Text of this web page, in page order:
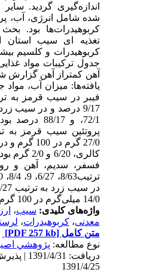
اندازه‌گیری گردید. سایر
شده شامل انرژی، آب،
کربوهیدرات‌ها بود.
تغذیه ای سیب استان
کربوهیدرات و کلسیم
جدول ترکیبات مواد غذایی
آهن کمتراز آهن گزارش
یافته‌ها: میزان آب، مواد
72/1، و 88/17
کالری، 6/20 و
فسفر، سدیم، آهن و
14/0 میلی‌گرم در 100 گرم بود.
واژه‌های کلیدی:سیب،
معدنی،کربوهیدرات،
متن کامل[PDF 257 kb]
نوع مطالعه:پژوهشي اصیل
1391/4/25